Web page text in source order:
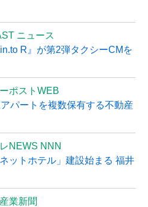
ニュース
R』が第2弾タクシーCMを
ポストWEB
パートを複数保有する不動産
NEWS NNN
ットホテル」建設始まる 福井
業新聞